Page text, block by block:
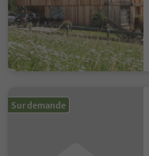
Sur demande